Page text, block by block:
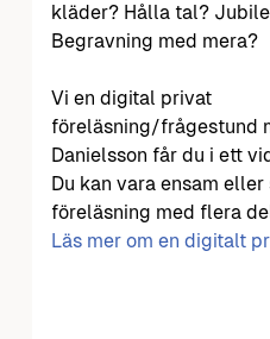
kläder? Hålla tal?
Begravning med mera?
Vi en digital privat
föreläsning/frågestund
Danielsson får du i ett
Du kan vara ensam eller
föreläsning med flera
Läs mer om en digitalt